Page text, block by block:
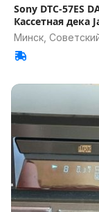
Sony DTC-57ES
Кассетная дека
Минск,